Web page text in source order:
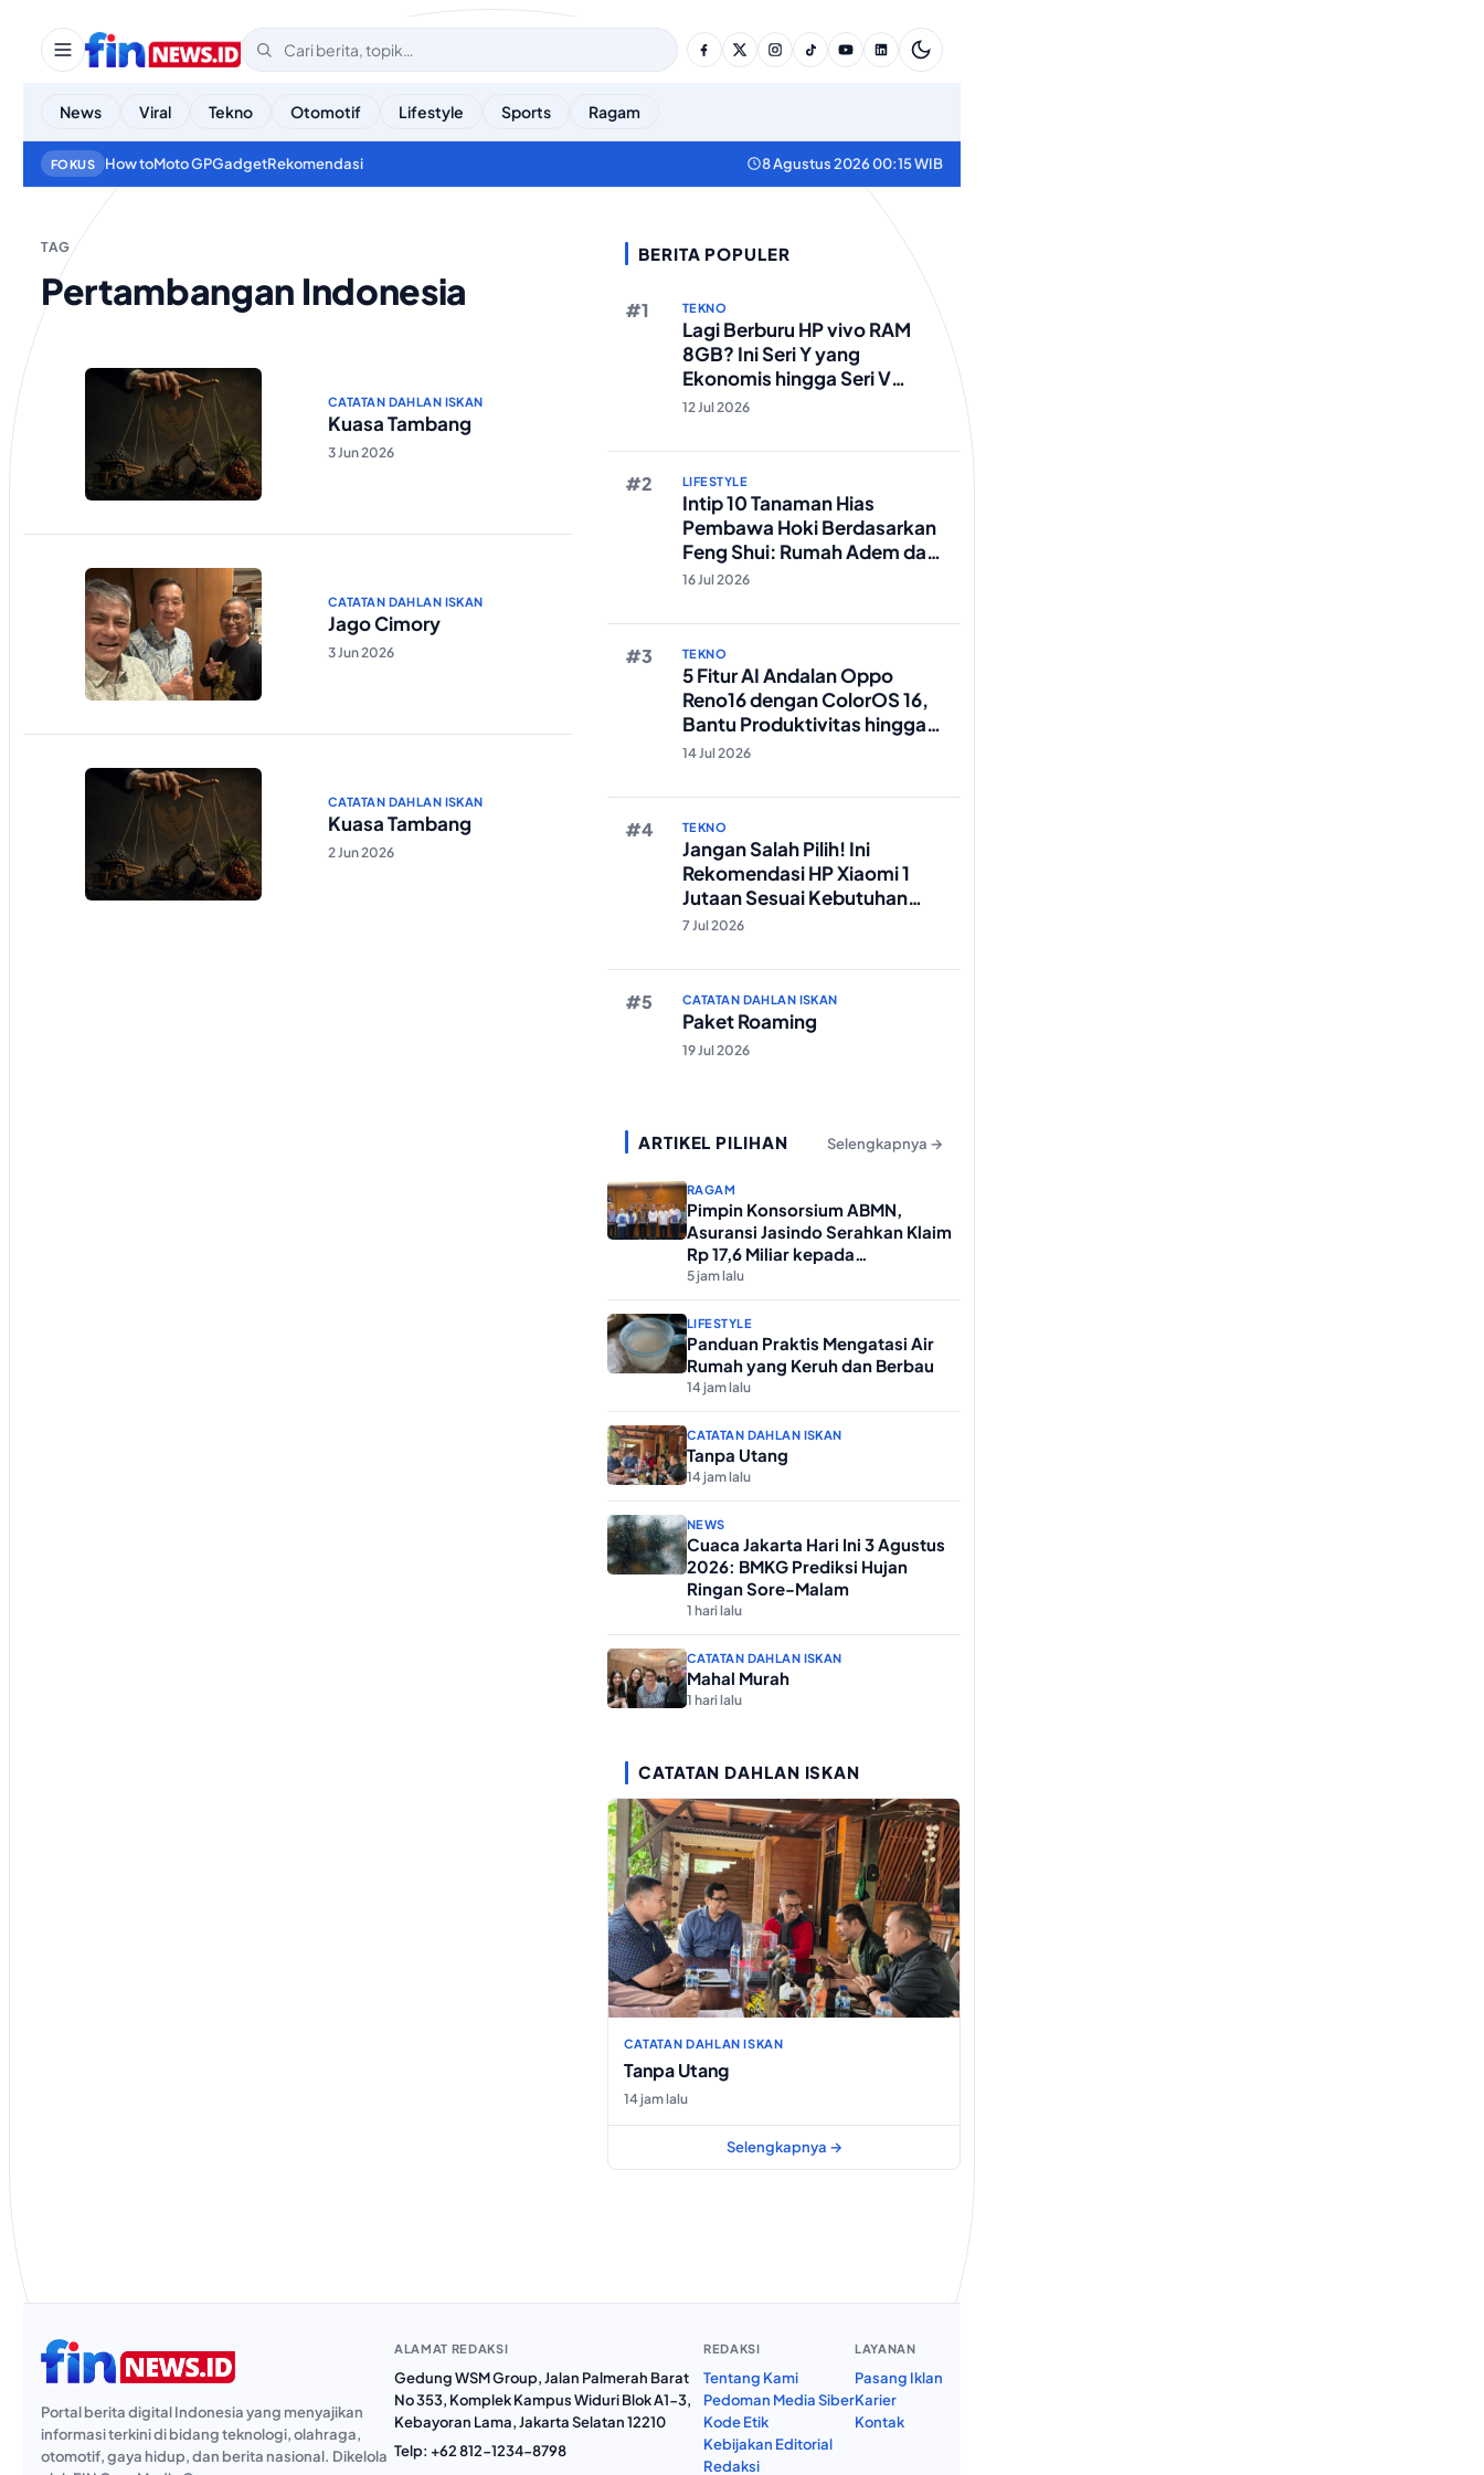
News Viral Tekno Otomotif Lifestyle Sports Ragam
FOKUS How toMoto GPGadgetRekomendasi 8 Agustus 2026 00:15 WIB
TAG
Pertambangan Indonesia
CATATAN DAHLAN ISKAN
Kuasa Tambang
3 Jun 2026
CATATAN DAHLAN ISKAN
Jago Cimory
3 Jun 2026
CATATAN DAHLAN ISKAN
Kuasa Tambang
2 Jun 2026
BERITA POPULER
TEKNO
Lagi Berburu HP vivo RAM
8GB? Ini Seri Y yang
Ekonomis hingga Seri V
Berstandar Militer!
12 Jul 2026
LIFESTYLE
Intip 10 Tanaman Hias
Pembawa Hoki Berdasarkan
Feng Shui: Rumah Adem dan
Rezeki Lancar!
16 Jul 2026
TEKNO
5 Fitur AI Andalan Oppo
Reno16 dengan ColorOS 16,
Bantu Produktivitas hingga
Edit Foto Lebih Praktis
14 Jul 2026
TEKNO
Jangan Salah Pilih! Ini
Rekomendasi HP Xiaomi 1
Jutaan Sesuai Kebutuhan
Anda
7 Jul 2026
CATATAN DAHLAN ISKAN
Paket Roaming
19 Jul 2026
ARTIKEL PILIHAN Selengkapnya →
RAGAM
Pimpin Konsorsium ABMN,
Asuransi Jasindo Serahkan Klaim
Rp 17,6 Miliar kepada
Kementerian Agama
5 jam lalu
LIFESTYLE
Panduan Praktis Mengatasi Air
Rumah yang Keruh dan Berbau
14 jam lalu
CATATAN DAHLAN ISKAN
Tanpa Utang
14 jam lalu
NEWS
Cuaca Jakarta Hari Ini 3 Agustus
2026: BMKG Prediksi Hujan
Ringan Sore-Malam
1 hari lalu
CATATAN DAHLAN ISKAN
Mahal Murah
1 hari lalu
CATATAN DAHLAN ISKAN
CATATAN DAHLAN ISKAN
Tanpa Utang
14 jam lalu
Selengkapnya →
Portal berita digital Indonesia yang menyajikan
informasi terkini di bidang teknologi, olahraga,
otomotif, gaya hidup, dan berita nasional. Dikelola
ALAMAT REDAKSI
Gedung WSM Group, Jalan Palmerah Barat
No 353, Komplek Kampus Widuri Blok A1-3,
Kebayoran Lama, Jakarta Selatan 12210
Telp: +62 812-1234-8798
REDAKSI
Tentang Kami
Pedoman Media Siber
Kode Etik
Kebijakan Editorial
Redaksi
LAYANAN
Pasang Iklan
Karier
Kontak